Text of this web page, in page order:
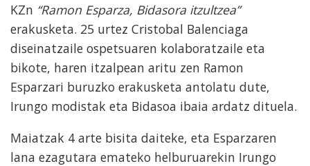
KZn “Ramon Esparza, Bidasora itzultzea”
erakusketa. 25 urtez Cristobal Balenciaga
diseinatzaile ospetsuaren kolaboratzaile eta
bikote, haren itzalpean aritu zen Ramon
Esparzari buruzko erakusketa antolatu dute,
Irungo modistak eta Bidasoa ibaia ardatz dituela.
Maiatzak 4 arte bisita daiteke, eta Esparzaren
lana ezagutara emateko helburuarekin Irungo